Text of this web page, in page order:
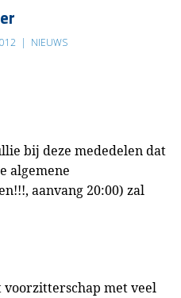
| NIEUWS
bij deze mededelen dat
algemene
aanvang 20:00) zal
voorzitterschap met veel